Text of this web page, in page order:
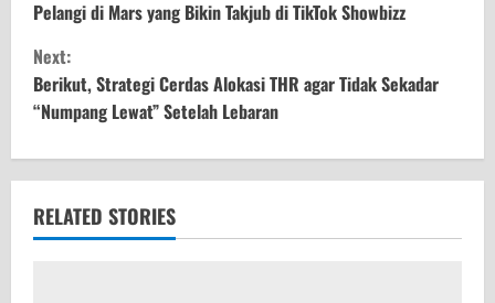
n
t
n
u
Pelangi di Mars yang Bikin Takjub di TikTok Showbizz
Next:
Berikut, Strategi Cerdas Alokasi THR agar Tidak Sekadar
“Numpang Lewat” Setelah Lebaran
RELATED STORIES